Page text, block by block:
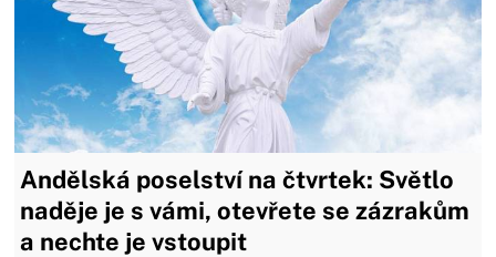
Andělská poselství na čtvrtek: Světlo
naděje je s vámi, otevřete se zázrakům
a nechte je vstoupit